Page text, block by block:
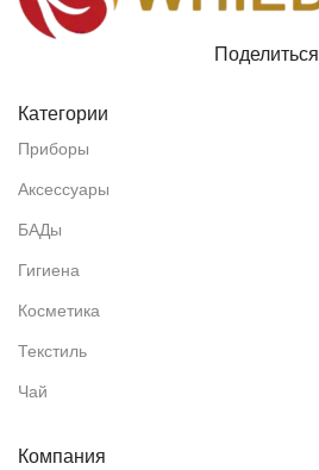
Поделиться
Категории
Приборы
Аксессуары
БАДы
Гигиена
Косметика
Текстиль
Чай
Компания